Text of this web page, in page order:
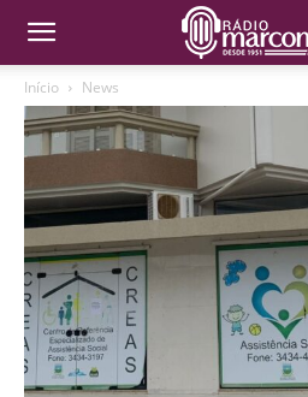
Início News